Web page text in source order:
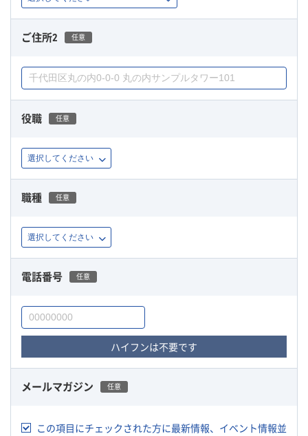
ご住所2 任意
役職 任意
職種 任意
電話番号 任意
ハイフンは不要です
メールマガジン 任意
この項目にチェックされた方に最新情報、イベント情報並